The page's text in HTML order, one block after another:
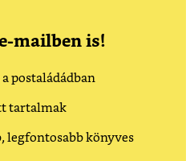
mailben is!
postaládádban
tartalmak
legfontosabb könyves